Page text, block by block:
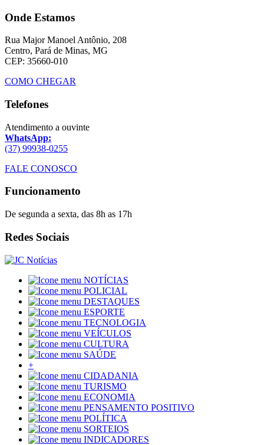
Onde Estamos
Rua Major Manoel Antônio, 208
Centro, Pará de Minas, MG
CEP: 35660-010
COMO CHEGAR
Telefones
Atendimento a ouvinte
WhatsApp:
(37) 99938-0255
FALE CONOSCO
Funcionamento
De segunda a sexta, das 8h as 17h
Redes Sociais
NOTÍCIAS
POLICIAL
DESTAQUES
ESPORTE
TECNOLOGIA
VEÍCULOS
CULTURA
SAÚDE
+
CIDADANIA
TURISMO
ECONOMIA
PENSAMENTO POSITIVO
POLÍTICA
SORTEIOS
INDICADORES